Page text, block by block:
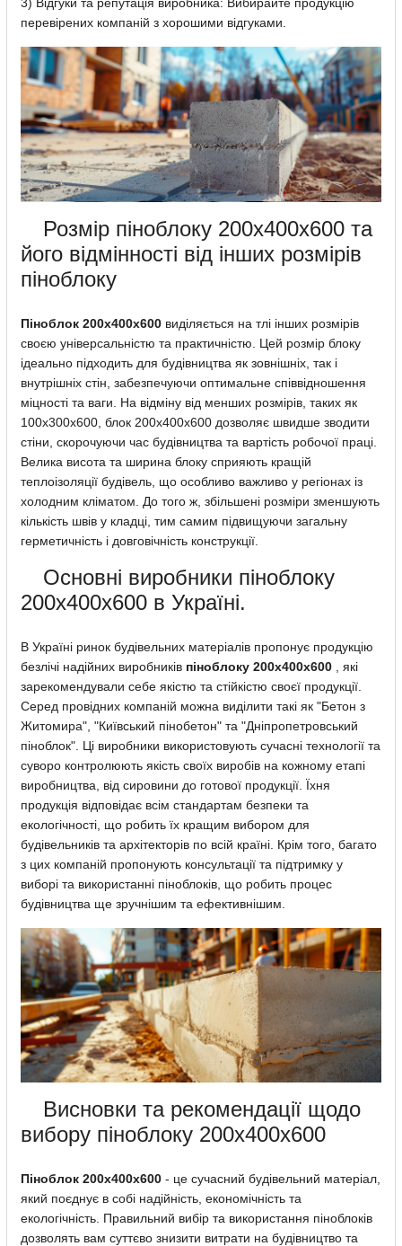
3) Відгуки та репутація виробника: Вибирайте продукцію
перевірених компаній з хорошими відгуками.
Розмір піноблоку 200х400х600 та
його відмінності від інших розмірів
піноблоку
Піноблок 200х400х600 виділяється на тлі інших розмірів
своєю універсальністю та практичністю. Цей розмір блоку
ідеально підходить для будівництва як зовнішніх, так і
внутрішніх стін, забезпечуючи оптимальне співвідношення
міцності та ваги. На відміну від менших розмірів, таких як
100х300х600, блок 200х400х600 дозволяє швидше зводити
стіни, скорочуючи час будівництва та вартість робочої праці.
Велика висота та ширина блоку сприяють кращій
теплоізоляції будівель, що особливо важливо у регіонах із
холодним кліматом. До того ж, збільшені розміри зменшують
кількість швів у кладці, тим самим підвищуючи загальну
герметичність і довговічність конструкції.
Основні виробники піноблоку
200х400х600 в Україні.
В Україні ринок будівельних матеріалів пропонує продукцію
безлічі надійних виробників піноблоку 200х400х600 , які
зарекомендували себе якістю та стійкістю своєї продукції.
Серед провідних компаній можна виділити такі як "Бетон з
Житомира", "Київський пінобетон" та "Дніпропетровський
піноблок". Ці виробники використовують сучасні технології та
суворо контролюють якість своїх виробів на кожному етапі
виробництва, від сировини до готової продукції. Їхня
продукція відповідає всім стандартам безпеки та
екологічності, що робить їх кращим вибором для
будівельників та архітекторів по всій країні. Крім того, багато
з цих компаній пропонують консультації та підтримку у
виборі та використанні піноблоків, що робить процес
будівництва ще зручнішим та ефективнішим.
Висновки та рекомендації щодо
вибору піноблоку 200х400х600
Піноблок 200х400х600 - це сучасний будівельний матеріал,
який поєднує в собі надійність, економічність та
екологічність. Правильний вибір та використання піноблоків
дозволять вам суттєво знизити витрати на будівництво та